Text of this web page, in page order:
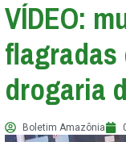
VÍDEO:
drogaria
Boletim Amazônia